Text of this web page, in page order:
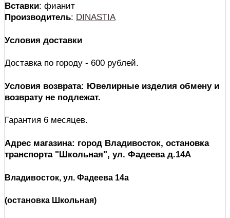
Вставки: фианит
Производитель: DINASTIA
Условия доставки
Доставка по городу - 600 рублей.
Условия возврата: Ювелирные изделия обмену и
возврату не подлежат.
Гарантия 6 месяцев.
Адрес магазина: город Владивосток, остановка
транспорта "Школьная", ул. Фадеева д.14А
Владивосток, ул. Фадеева 14а
(остановка Школьная)